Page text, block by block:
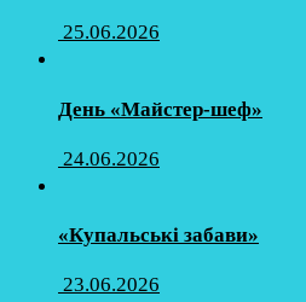
25.06.2026
День «Майстер-шеф»
24.06.2026
«Купальські забави»
23.06.2026